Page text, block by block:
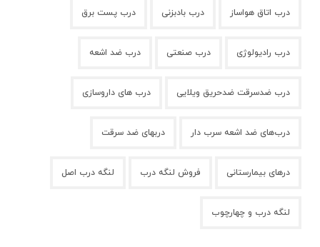
درب اتاق هواساز درب بادبزنی درب پست برق
درب رادیولوژی درب صنعتی درب ضد اشعه
درب ضدسرقت ضدحریق ویلایی درب های داروسازی
درب‌های ضد اشعه سرب دار دربهای ضد سرقت
درهای بیمارستانی فروش لنگه درب لنگه درب اصل
لنگه درب و چهارچوب